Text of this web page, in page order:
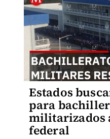
Estados
para
militarizados
federal